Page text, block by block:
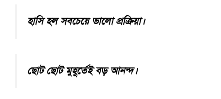
হাসি হল সবচেয়ে ভালো প্রক্রিয়া।
ছোট ছোট মুহূর্তেই বড় আনন্দ।